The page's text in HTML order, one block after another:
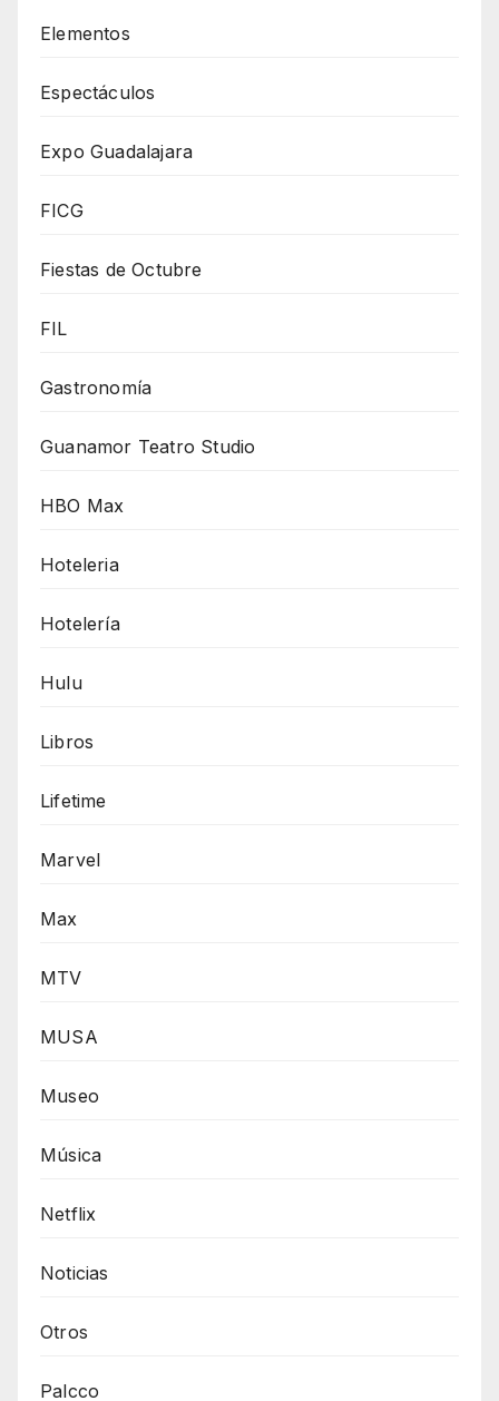
Elementos
Espectáculos
Expo Guadalajara
FICG
Fiestas de Octubre
FIL
Gastronomía
Guanamor Teatro Studio
HBO Max
Hoteleria
Hotelería
Hulu
Libros
Lifetime
Marvel
Max
MTV
MUSA
Museo
Música
Netflix
Noticias
Otros
Palcco